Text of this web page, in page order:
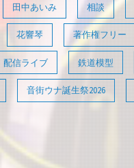
田中あいみ 相談
花響琴 著作権フリー
配信ライブ 鉄道模型
音街ウナ誕生祭2026